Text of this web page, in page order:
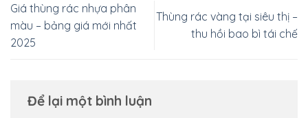
Giá thùng rác nhựa phân
màu – bảng giá mới nhất
2025
Thùng rác vàng tại siêu thị –
thu hồi bao bì tái chế
Để lại một bình luận